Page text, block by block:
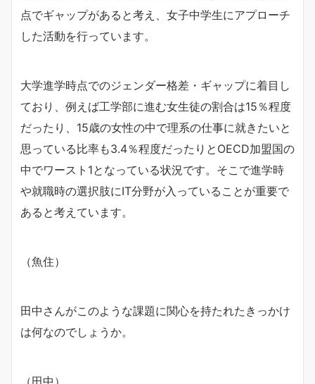
点でギャップがあると考え、女子中学生にアプローチ
した活動を行っています。
大学進学時点でのジェンダー格差・ギャップに着目し
ており、例えば工学部に進む女生徒の割合は15％程度
だったり、15歳の女性の中で理系の仕事に就きたいと
思っている比率も3.4％程度だったりとOECD加盟国の
中でワースト1となっている状況です。そこで進学時
や就職時の選択肢にIT分野が入っていることが重要で
あると考えています。
（魚住）
田中さんがこのような課題に関心を持たれたきっかけ
は何なのでしょうか。
（田中）